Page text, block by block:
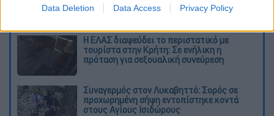
Data Deletion Data Access Privacy Policy
χιλιάδες μετανάστες στη Θέουτα
Η ΕΛΑΣ διαψεύδει το περιστατικό με
τουρίστα στην Κρήτη: Σε ενήλικη η
πρόταση για σεξουαλική συνεύρεση
Συναγερμός στον Λυκαβηττό: Σορός σε
προχωρημένη σήψη εντοπίστηκε κοντά
στους Αγίους Ισιδώρους